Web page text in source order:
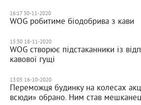
16:17 30-11-2020
WOG робитиме біодобрива з кави
15:30 18-11-2020
WOG створює підстаканники із
кавової гущі
13:05 16-10-2020
Переможця будинку на колесах
всюди» обрано. Ним став